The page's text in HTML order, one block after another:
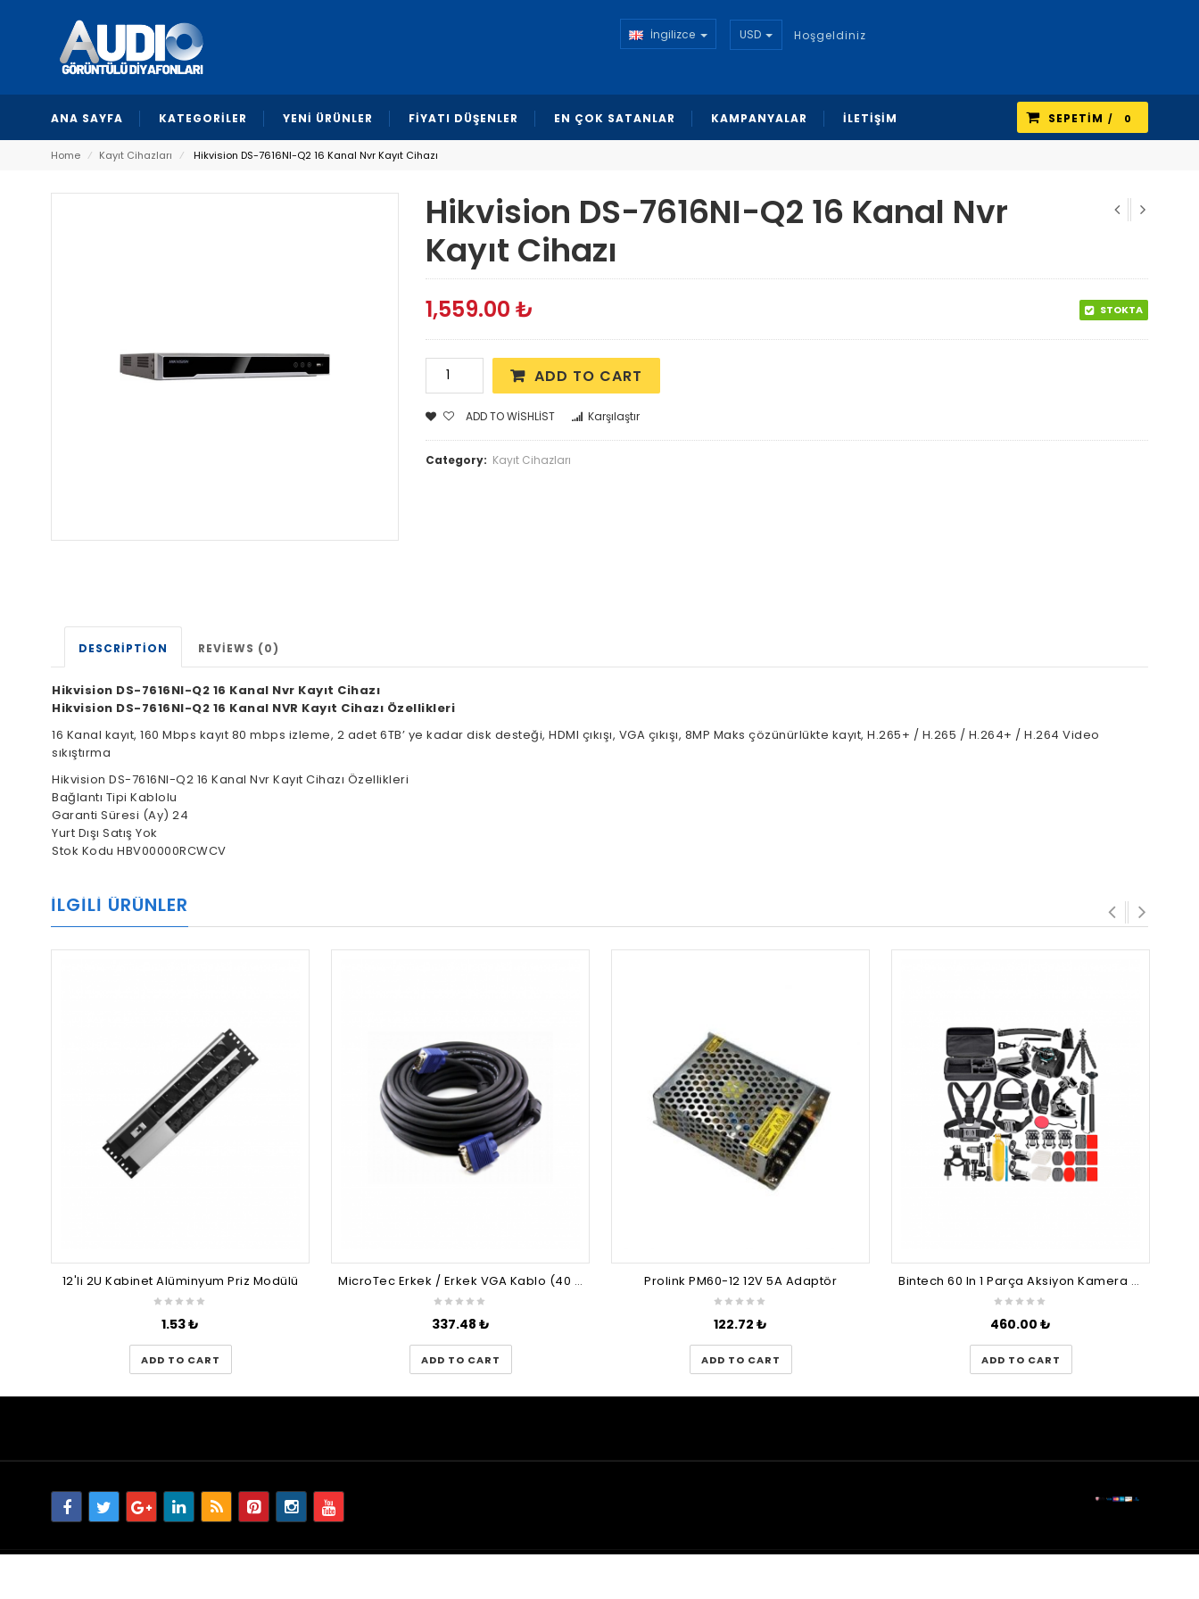
İngilizce USD Hoşgeldiniz
ANA SAYFA KATEGORİLER YENİ ÜRÜNLER FİYATI DÜŞENLER EN ÇOK SATANLAR KAMPANYALAR İLETİŞİM SEPETIM 0
Home ⁄ Kayıt Cihazları ⁄ Hikvision DS-7616NI-Q2 16 Kanal Nvr Kayıt Cihazı
Hikvision DS-7616NI-Q2 16 Kanal Nvr
Kayıt Cihazı
1,559.00 ₺ STOKTA
ADD TO CART
ADD TO WISHLIST Karşılaştır
Category: Kayıt Cihazları
DESCRIPTION REVIEWS (0)
Hikvision DS-7616NI-Q2 16 Kanal Nvr Kayıt Cihazı
Hikvision DS-7616NI-Q2 16 Kanal NVR Kayıt Cihazı Özellikleri
16 Kanal kayıt, 160 Mbps kayıt 80 mbps izleme, 2 adet 6TB’ ye kadar disk desteği, HDMI çıkışı, VGA çıkışı, 8MP Maks çözünürlükte kayıt, H.265+ / H.265 / H.264+ / H.264 Video
sıkıştırma
Hikvision DS-7616NI-Q2 16 Kanal Nvr Kayıt Cihazı Özellikleri
Bağlantı Tipi Kablolu
Garanti Süresi (Ay) 24
Yurt Dışı Satış Yok
Stok Kodu HBV00000RCWCV
İLGILI ÜRÜNLER
12'li 2U Kabinet Alüminyum Priz Modülü
1.53₺
ADD TO CART
MicroTec Erkek / Erkek VGA Kablo (40 Metre)
337.48 ₺
ADD TO CART
Prolink PM60-12 12V 5A Adaptör
122.72 ₺
ADD TO CART
Bintech 60 In 1 Parça Aksiyon Kamera Aksesuar Seti
460.00 ₺
ADD TO CART